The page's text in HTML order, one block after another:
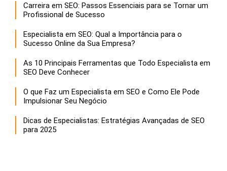
Carreira em SEO: Passos Essenciais para se Tornar um
Profissional de Sucesso
Especialista em SEO: Qual a Importância para o
Sucesso Online da Sua Empresa?
As 10 Principais Ferramentas que Todo Especialista em
SEO Deve Conhecer
O que Faz um Especialista em SEO e Como Ele Pode
Impulsionar Seu Negócio
Dicas de Especialistas: Estratégias Avançadas de SEO
para 2025